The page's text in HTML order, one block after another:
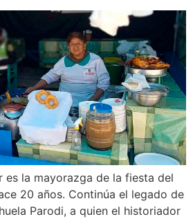
es la mayorazga de la fiesta del
20 años. Continúa el legado de
Parodi, a quien el historiador